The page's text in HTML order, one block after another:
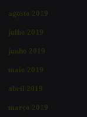
agosto 2019
julho 2019
junho 2019
maio 2019
abril 2019
março 2019